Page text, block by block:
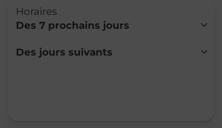
Horaires
Des 7 prochains jours
Lundi
Fermé
Des jours suivants